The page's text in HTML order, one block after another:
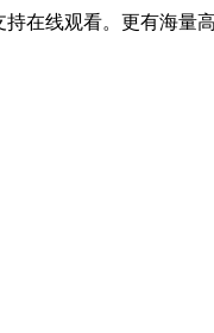
在线观看。更有海量